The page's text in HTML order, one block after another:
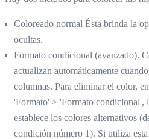
Coloreado normal Ésta brinda la
ocultas.
Formato condicional (avanzado).
actualizan automáticamente
columnas. Para eliminar el color,
'Formato' > 'Formato condicional',
establece los colores alternativos
condición número 1). Si utiliza